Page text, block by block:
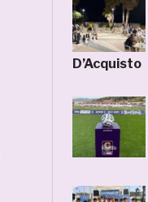
D’Acquisto